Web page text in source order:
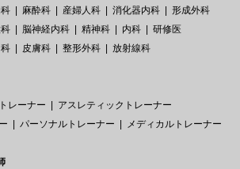
麻酔科 産婦人科 消化器内科
形成外科
脳神経内科 精神科 内科
研修医
皮膚科 整形外科
放射線科
レーナー
アスレティックトレーナー
パーソナルトレーナー
メディカルトレーナー